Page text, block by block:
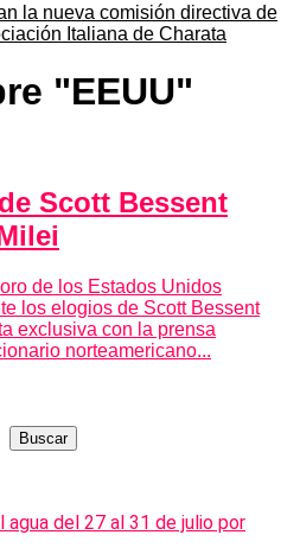
la nueva comisión directiva de
Italiana de Charata
"EEUU"
Scott Bessent
de los Estados Unidos
los elogios de Scott Bessent
exclusiva con la prensa
norteamericano...
Buscar